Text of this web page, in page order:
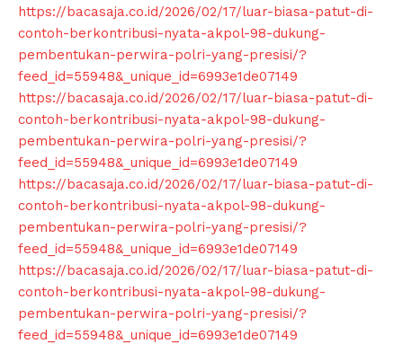
https://bacasaja.co.id/2026/02/17/luar-biasa-patut-di-
contoh-berkontribusi-nyata-akpol-98-dukung-
pembentukan-perwira-polri-yang-presisi/?
feed_id=55948&_unique_id=6993e1de07149
https://bacasaja.co.id/2026/02/17/luar-biasa-patut-di-
contoh-berkontribusi-nyata-akpol-98-dukung-
pembentukan-perwira-polri-yang-presisi/?
feed_id=55948&_unique_id=6993e1de07149
https://bacasaja.co.id/2026/02/17/luar-biasa-patut-di-
contoh-berkontribusi-nyata-akpol-98-dukung-
pembentukan-perwira-polri-yang-presisi/?
feed_id=55948&_unique_id=6993e1de07149
https://bacasaja.co.id/2026/02/17/luar-biasa-patut-di-
contoh-berkontribusi-nyata-akpol-98-dukung-
pembentukan-perwira-polri-yang-presisi/?
feed_id=55948&_unique_id=6993e1de07149